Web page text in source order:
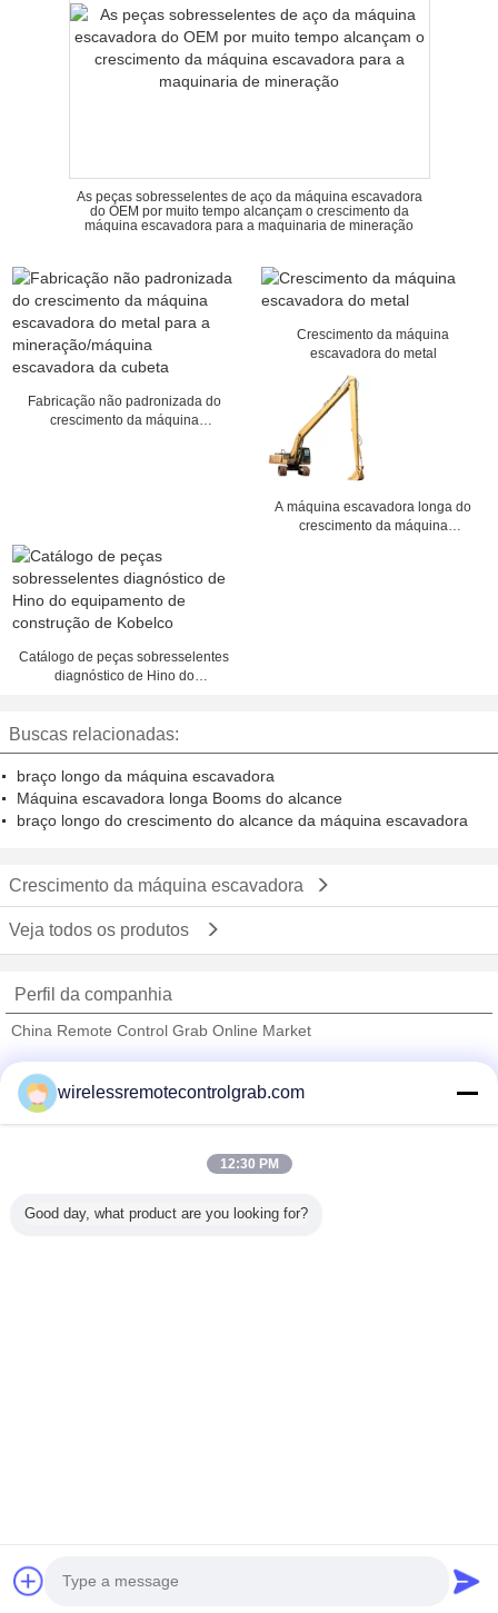
As peças sobresselentes de aço da máquina escavadora
do OEM por muito tempo alcançam o crescimento da
máquina escavadora para a maquinaria de mineração
Fabricação não padronizada do
crescimento da máquina
Crescimento da máquina
escavadora do metal
A máquina escavadora longa do
crescimento da máquina
Catálogo de peças sobresselentes
diagnóstico de Hino do
Buscas relacionadas:
braço longo da máquina escavadora
Máquina escavadora longa Booms do alcance
braço longo do crescimento do alcance da máquina escavadora
Crescimento da máquina escavadora
Veja todos os produtos
Perfil da companhia
China Remote Control Grab Online Market
Trust Seal
Verified Suplier
Todos os Produtos
Developed by
wirelessremotecontrolgrab.com
12:30 PM
Good day, what product are you looking for?